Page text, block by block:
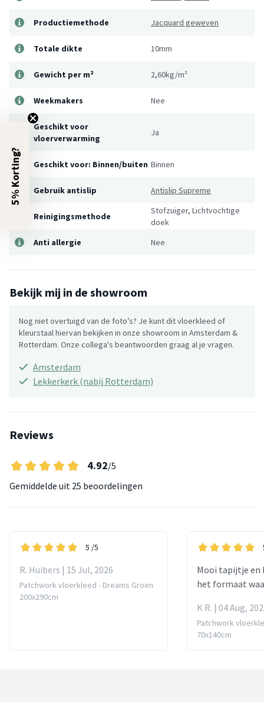
Productiemethode Jacquard geweven
Totale dikte 10mm
Gewicht per m² 2,60kg/m²
Weekmakers Nee
Geschikt voor
vloerverwarming
Ja
Geschikt voor: Binnen/buiten Binnen
Gebruik antislip Antislip Supreme
Reinigingsmethode
Stofzuiger, Lichtvochtige
doek
Anti allergie
Nee
Bekijk mij in de showroom
Nog niet overtuigd van de foto’s? Je kunt dit vloerkleed of
kleurstaal hiervan bekijken in onze showroom in Amsterdam &
Rotterdam. Onze collega's beantwoorden graag al je vragen.
Amsterdam
Lekkerkerk (nabij Rotterdam)
Reviews
4.92/5
Gemiddelde uit 25 beoordelingen
5 /5
R. Huibers | 15 Jul, 2026
Patchwork vloerkleed - Dreams Groen
200x290cm
Mooi tapijtje en
het formaat
K R. | 04 Aug,
Patchwork
70x140cm
5% Korting?